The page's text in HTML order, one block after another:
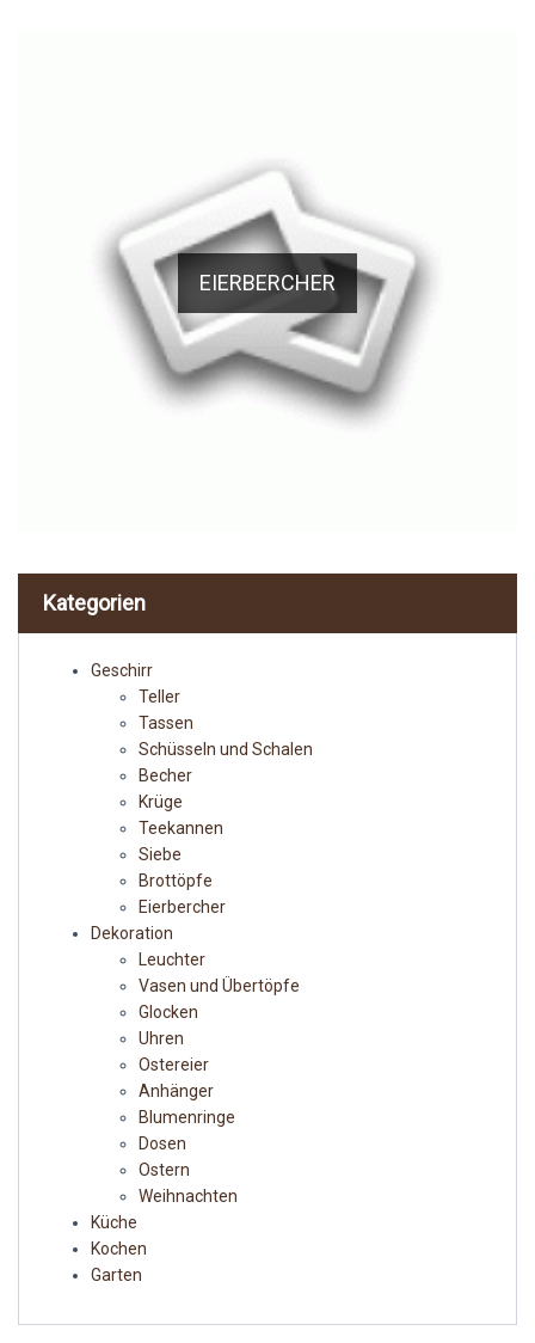
EIERBERCHER
Kategorien
Geschirr
Teller
Tassen
Schüsseln und Schalen
Becher
Krüge
Teekannen
Siebe
Brottöpfe
Eierbercher
Dekoration
Leuchter
Vasen und Übertöpfe
Glocken
Uhren
Ostereier
Anhänger
Blumenringe
Dosen
Ostern
Weihnachten
Küche
Kochen
Garten